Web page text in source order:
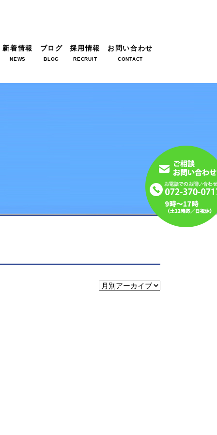
新着情報
NEWS
ブログ
BLOG
採用情報
RECRUIT
お問い合わせ
CONTACT